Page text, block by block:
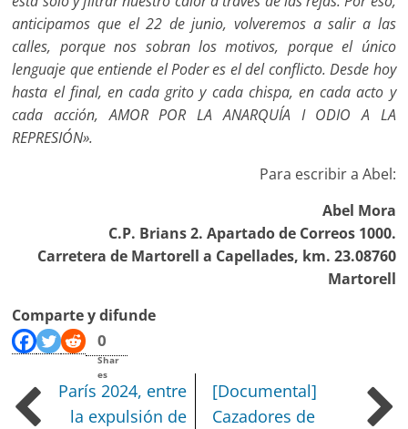
anticipamos que el 22 de junio, volveremos a salir a las
calles, porque nos sobran los moti­vos, porque el único
lenguaje que entiende el Poder es el del conflicto. Desde hoy
hasta el final, en cada grito y cada chispa, en cada acto y
cada acción, AMOR POR LA ANARQUÍA I ODIO A LA
REPRESIÓN».
Para escribir a Abel:
Abel Mora
C.P. Brians 2. Apartado de Correos 1000.
Carretera de Martorell a Capellades, km. 23.08760
Martorell
Comparte y difunde
0
Shar
es
París 2024, entre
la expulsión de
[Documental]
Cazadores de